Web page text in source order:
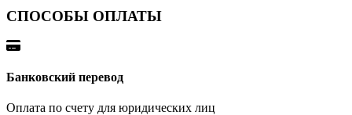
СПОСОБЫ ОПЛАТЫ
Банковский перевод
Оплата по счету для юридических лиц